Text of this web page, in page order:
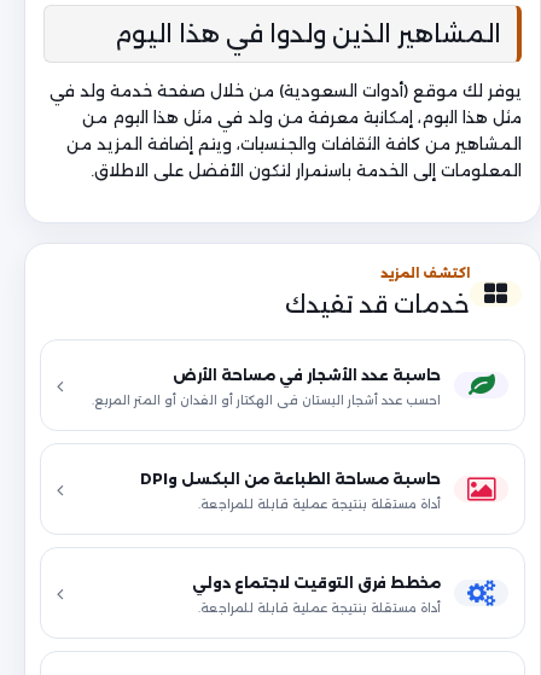
المشاهير الذين ولدوا في هذا اليوم
يوفر لك موقع (أدوات السعودية) من خلال صفحة خدمة ولد في
مثل هذا اليوم، إمكانية معرفة من ولد في مثل هذا اليوم من
المشاهير من كافة الثقافات والجنسيات، ويتم إضافة المزيد من
المعلومات إلى الخدمة باستمرار لتكون الأفضل على الاطلاق.
اكتشف المزيد
خدمات قد تفيدك
حاسبة عدد الأشجار في مساحة الأرض
احسب عدد أشجار البستان في الهكتار أو الفدان أو المتر المربع.
حاسبة مساحة الطباعة من البكسل وDPI
أداة مستقلة بنتيجة عملية قابلة للمراجعة.
مخطط فرق التوقيت لاجتماع دولي
أداة مستقلة بنتيجة عملية قابلة للمراجعة.